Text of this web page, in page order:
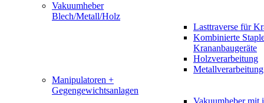
Vakuumheber
Blech/Metall/Holz
Lasttraverse für
Kombinierte
Krananbaugeräte
Holzverarbeitung
Metallverarbeitung
Manipulatoren +
Gegengewichtsanlagen
Vakuumheber mit